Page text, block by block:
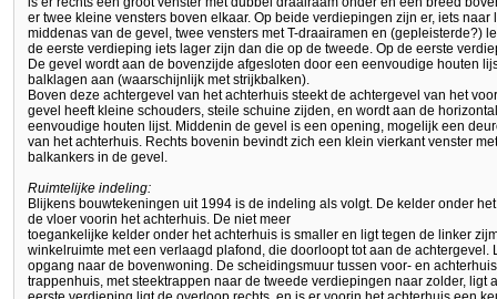
er twee kleine vensters boven elkaar. Op beide verdiepingen zijn er, iets
middenas van de gevel, twee vensters met T-draairamen en (gepleisterde?)
de eerste verdieping iets lager zijn dan die op de tweede. Op de eerste
De gevel wordt aan de bovenzijde afgesloten door een eenvoudige houten
balklagen aan (waarschijnlijk met strijkbalken).
Boven deze achtergevel van het achterhuis steekt de achtergevel van het
gevel heeft kleine schouders, steile schuine zijden, en wordt aan de
eenvoudige houten lijst. Middenin de gevel is een opening, mogelijk een
van het achterhuis. Rechts bovenin bevindt zich een klein vierkant venster
balkankers in de gevel.
Ruimtelijke indeling:
Blijkens bouwtekeningen uit 1994 is de indeling als volgt. De kelder onder
de vloer voorin het achterhuis. De niet meer
toegankelijke kelder onder het achterhuis is smaller en ligt tegen de linker
winkelruimte met een verlaagd plafond, die doorloopt tot aan de
opgang naar de bovenwoning. De scheidingsmuur tussen voor- en
trappenhuis, met steektrappen naar de tweede verdiepingen naar zolder, ligt